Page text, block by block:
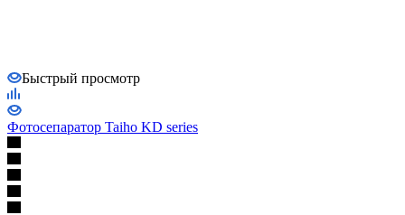
Быстрый просмотр
Фотосепаратор Taiho KD series